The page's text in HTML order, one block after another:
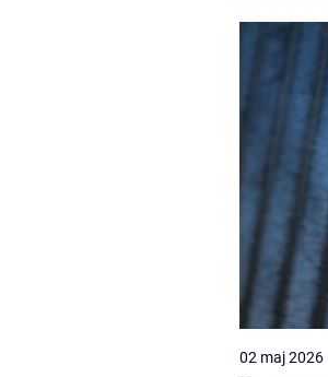
02 maj 2026